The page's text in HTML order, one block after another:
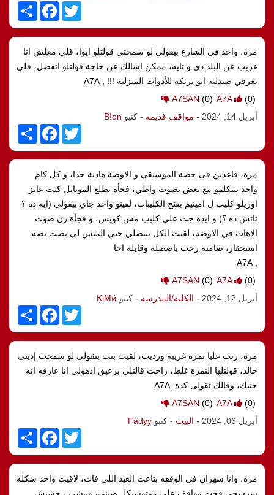
S
r
F
a
e
o
o
T
w
t
e
r
مره، واحد في الشارع بيقولي لو سمحتي قولتلو ايوا، قلي معلش انا
غريب عن البلد دي و تايه، ممكن اسالك عن حاجة قولتلو اتفضل، قلي
تعرفي صيدلية ابو تريكة للأدوات المنزلية !!! , A7A
A7A
(0)
(0)
A7SAN
أبريل 14, 2024
- مواقف قديمه - كتبو B!on
S
r
F
a
e
o
o
T
w
t
e
r
مرة، قاعدين في حصة الموسيقي و الاوضة هادية جدا، و كل كام
واحد بيتكلمو مع بعض بصوت واطي، فجأة بطلع الموبايل كنت عايز
اوريلو كليب ل امينيم بفتح الكليبات، لقينو واحد جاي بيقولي (ايه ده ؟
تاتش ده ؟) و ايده جت علي كليب مش كويس، و فجأة رن صوت
الاهات في الاوضة، لقيت الكل بيبصلي حتي الميس لي بصت بصة
استحقار، صامته رحت باصصله وقايله احا
A7A
(0)
(0)
A7SAN
أبريل 12, 2024
- الكليه/المدرسه - كتبو ĶiMǿ
S
r
F
a
e
o
o
T
w
t
e
r
مرة، رنت عليا نمرة غريبة ورديت، لقيت بنت بتقولى لو سمحت إدينى
خالد، قولتلها النمرة غلط، راحت قالتلى بزعيق ادهولى انا عارفه انه
جنبك، وقالك تقولى كدة, A7A
A7A
(0)
(0)
A7SAN
أبريل 06, 2024
- البيت - كتبو Fadyy
S
r
F
a
e
o
o
T
w
t
e
r
مره، وانا سهران فى الوقفه بتاعت العيد اللى فات، لاقيت واحد شكله
سرسجى فحت وواقف على موتوسيكل صينى، وبيشرب حشيش